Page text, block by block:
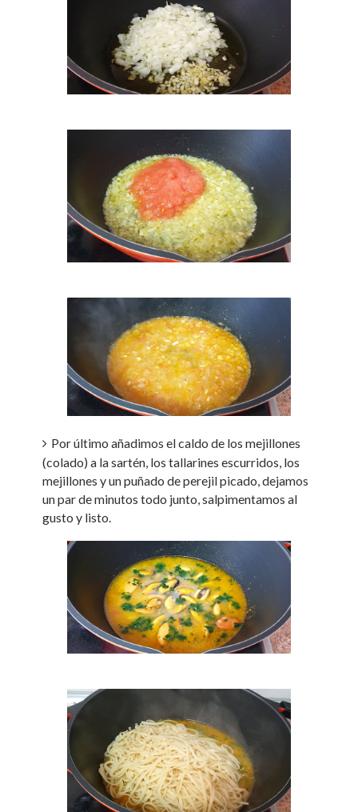
Por último añadimos el caldo de los mejillones
(colado) a la sartén, los tallarines escurridos, los
mejillones y un puñado de perejil picado, dejamos
un par de minutos todo junto, salpimentamos al
gusto y listo.